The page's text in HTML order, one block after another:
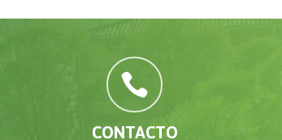

CONTACTO